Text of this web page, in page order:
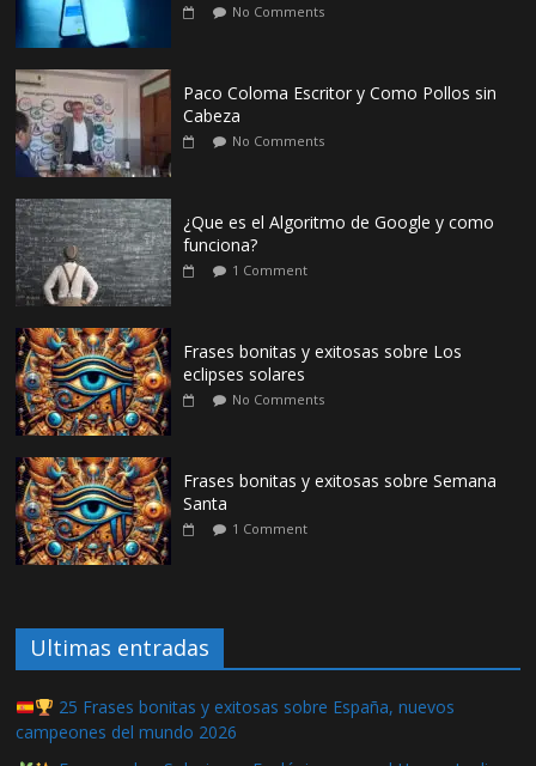
No Comments
Paco Coloma Escritor y Como Pollos sin
Cabeza
No Comments
¿Que es el Algoritmo de Google y como
funciona?
1 Comment
Frases bonitas y exitosas sobre Los
eclipses solares
No Comments
Frases bonitas y exitosas sobre Semana
Santa
1 Comment
Ultimas entradas
25 Frases bonitas y exitosas sobre España, nuevos
campeones del mundo 2026